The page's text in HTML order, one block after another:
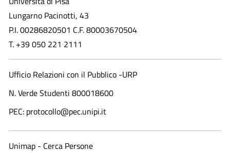
Lungarno Pacinotti, 43
P.I. 00286820501 C.F. 80003670504
T. +39 050 221 2111
Ufficio Relazioni con il Pubblico -URP
N. Verde Studenti 800018600​
PEC: protocollo@pec.unipi.it
Unimap - Cerca Persone